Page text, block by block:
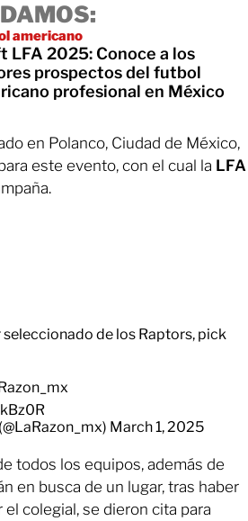
americano
LFA 2025: Conoce a los
prospectos del futbol
profesional en México
en Polanco, Ciudad de México,
este evento, con el cual la LFA
de los Raptors, pick
March 1, 2025
todos los equipos, además de
en busca de un lugar, tras haber
colegial, se dieron cita para